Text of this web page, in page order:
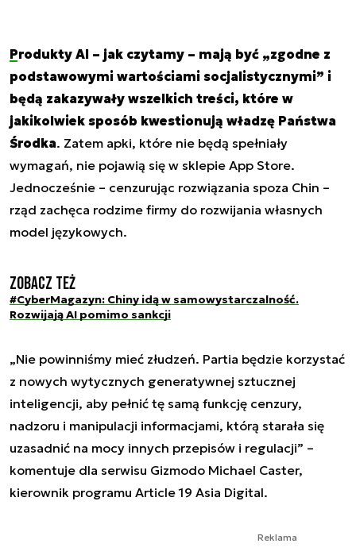
Produkty AI – jak czytamy – mają być „zgodne z
podstawowymi wartościami socjalistycznymi” i
będą zakazywały wszelkich treści, które w
jakikolwiek sposób kwestionują władzę Państwa
Środka. Zatem apki, które nie będą spełniały
wymagań, nie pojawią się w sklepie App Store.
Jednocześnie – cenzurując rozwiązania spoza Chin –
rząd zachęca rodzime firmy do rozwijania własnych
model językowych.
Zobacz też
#CyberMagazyn: Chiny idą w samowystarczalność.
Rozwijają AI pomimo sankcji
„Nie powinniśmy mieć złudzeń. Partia będzie korzystać
z nowych wytycznych generatywnej sztucznej
inteligencji, aby pełnić tę samą funkcję cenzury,
nadzoru i manipulacji informacjami, którą starała się
uzasadnić na mocy innych przepisów i regulacji” –
komentuje dla serwisu Gizmodo Michael Caster,
kierownik programu Article 19 Asia Digital.
Reklama